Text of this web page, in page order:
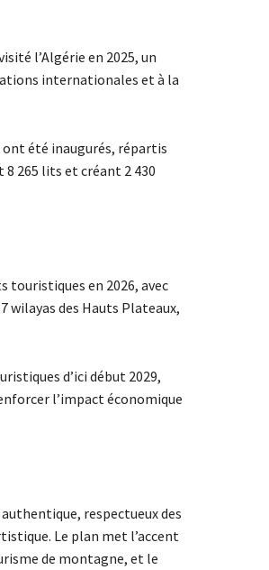
l’Algérie en 2025, un
internationales et à la
ont été inaugurés, répartis
265 lits et créant 2 430
touristiques en 2026, avec
wilayas des Hauts Plateaux,
d’ici début 2029,
l’impact économique
respectueux des
Le plan met l’accent
de montagne, et le